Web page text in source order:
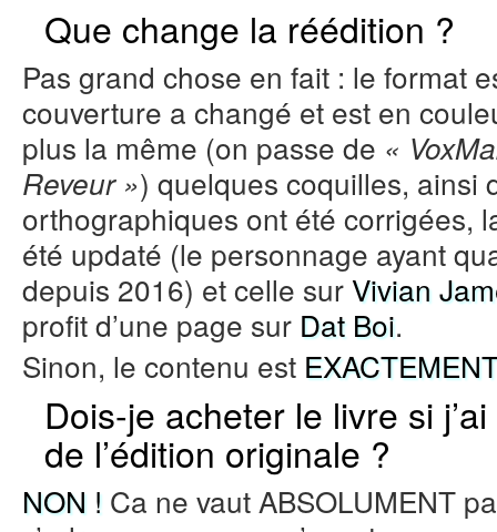
Que change la réédition ?
Pas grand chose en fait : le format
couverture a changé et est en
plus la même (on passe de «
Reveur ») quelques coquilles, ainsi
orthographiques ont été corrigées,
été updaté (le personnage ayant
depuis 2016) et celle sur Vivian
profit d’une page sur Dat Boi.
Sinon, le contenu est
Dois-je acheter le livre si
de l’édition originale ?
NON ! Ca ne vaut ABSOLUMENT